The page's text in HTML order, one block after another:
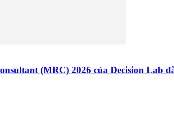
(MRC) 2026 của Decision Lab